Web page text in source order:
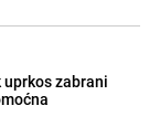
zabrani